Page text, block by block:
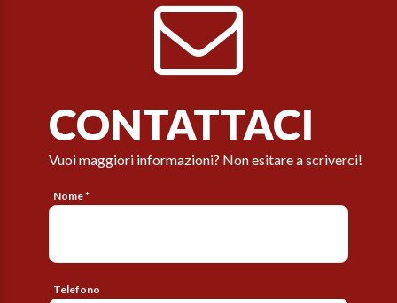
CONTATTACI
Vuoi maggiori informazioni? Non esitare a scriverci!
Nome *
Telefono